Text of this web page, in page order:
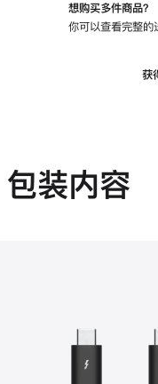
想购买多件商品？
你可以查看完整的
获
包装内容